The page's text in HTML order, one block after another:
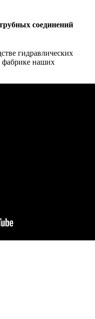
соединений
гидравлических
фабрике наших